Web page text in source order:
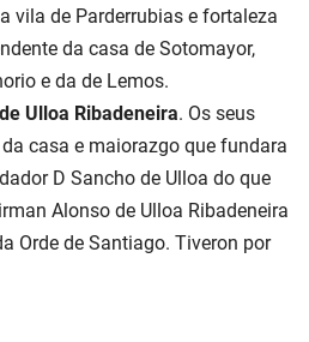
vila de Parderrubias e fortaleza
da casa de Sotomayor,
e da de Lemos.
Ulloa Ribadeneira. Os seus
casa e maiorazgo que fundara
D Sancho de Ulloa do que
Alonso de Ulloa Ribadeneira
Orde de Santiago. Tiveron por